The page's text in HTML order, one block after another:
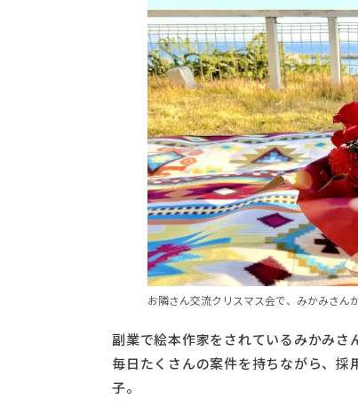
お隣さん交流クリスマス会で、みかみさん
副業で絵本作家をされているみかみさ
毎日たくさんの案件を持ちながら、
子。